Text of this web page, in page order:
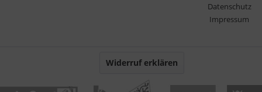
Datenschutz
Impressum
Widerruf erklären